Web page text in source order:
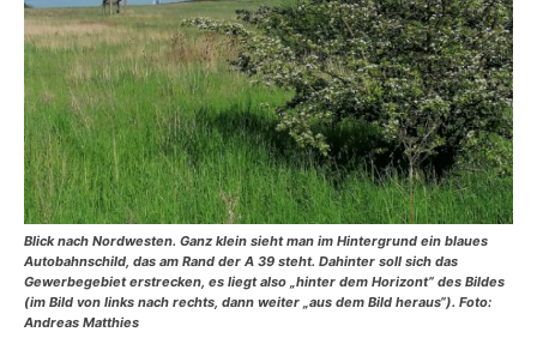
Blick nach Nordwesten. Ganz klein sieht man im Hintergrund ein blaues
Autobahnschild, das am Rand der A 39 steht. Dahinter soll sich das
Gewerbegebiet erstrecken, es liegt also „hinter dem Horizont“ des Bildes
(im Bild von links nach rechts, dann weiter „aus dem Bild heraus“). Foto:
Andreas Matthies